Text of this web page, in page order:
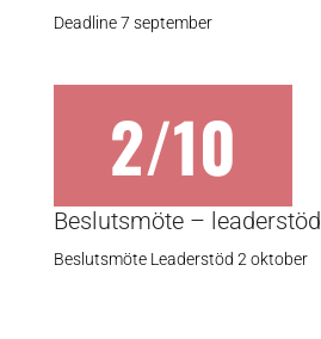
Deadline 7 september
2/10
Beslutsmöte – leaderstöd
Beslutsmöte Leaderstöd 2 oktober